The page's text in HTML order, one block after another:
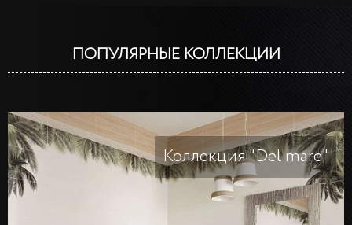
ПОПУЛЯРНЫЕ КОЛЛЕКЦИИ
Коллекция "Del mare"